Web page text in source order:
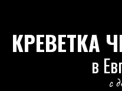
КРЕВЕТКА
в
с